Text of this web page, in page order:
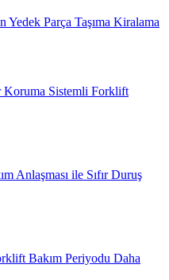
Parça Taşıma Kiralama
Koruma Sistemli Forklift
Anlaşması ile Sıfır Duruş
Bakım Periyodu Daha